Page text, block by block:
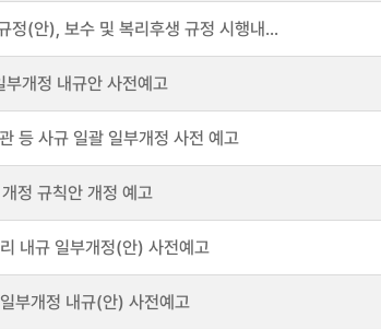
정(안), 보수 및 복리후생 규정 시행내...
부개정 내규안 사전예고
등 사규 일괄 일부개정 사전 예고
정 규칙안 개정 예고
내규 일부개정(안) 사전예고
부개정 내규(안) 사전예고